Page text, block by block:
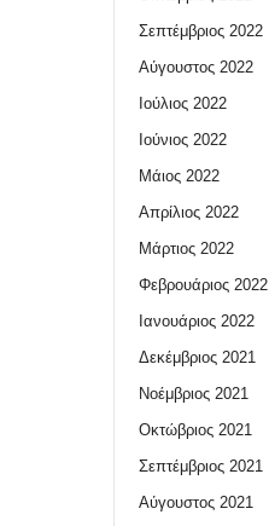
Σεπτέμβριος 2022
Αύγουστος 2022
Ιούλιος 2022
Ιούνιος 2022
Μάιος 2022
Απρίλιος 2022
Μάρτιος 2022
Φεβρουάριος 2022
Ιανουάριος 2022
Δεκέμβριος 2021
Νοέμβριος 2021
Οκτώβριος 2021
Σεπτέμβριος 2021
Αύγουστος 2021